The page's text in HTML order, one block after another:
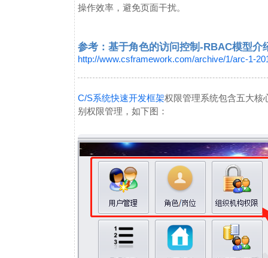
操作效率，避免页面干扰。
参考：基于角色的访问控制-RBAC模型介
http://www.csframework.com/archive/1/arc-1-
C/S系统快速开发框架权限管理系统包含五大核
别权限管理，如下图：